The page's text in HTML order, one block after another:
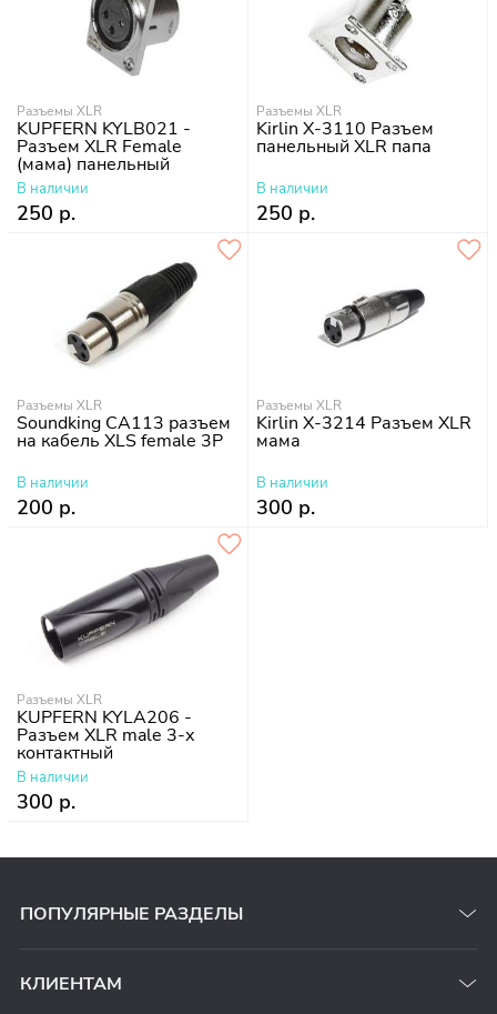
Разъемы XLR
KUPFERN KYLB021 -
Разъем XLR Female
(мама) панельный
В наличии
250 р.
Разъемы XLR
Kirlin X-3110 Разъем
панельный XLR папа
В наличии
250 р.
Разъемы XLR
Soundking CA113 разъем
на кабель XLS female 3P
В наличии
200 р.
Разъемы XLR
Kirlin X-3214 Разъем XLR
мама
В наличии
300 р.
Разъемы XLR
KUPFERN KYLA206 -
Разъем XLR male 3-х
контактный
В наличии
300 р.
ПОПУЛЯРНЫЕ РАЗДЕЛЫ
КЛИЕНТАМ